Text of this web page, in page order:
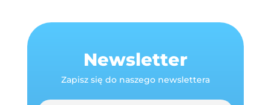
Newsletter
Zapisz się do naszego newslettera